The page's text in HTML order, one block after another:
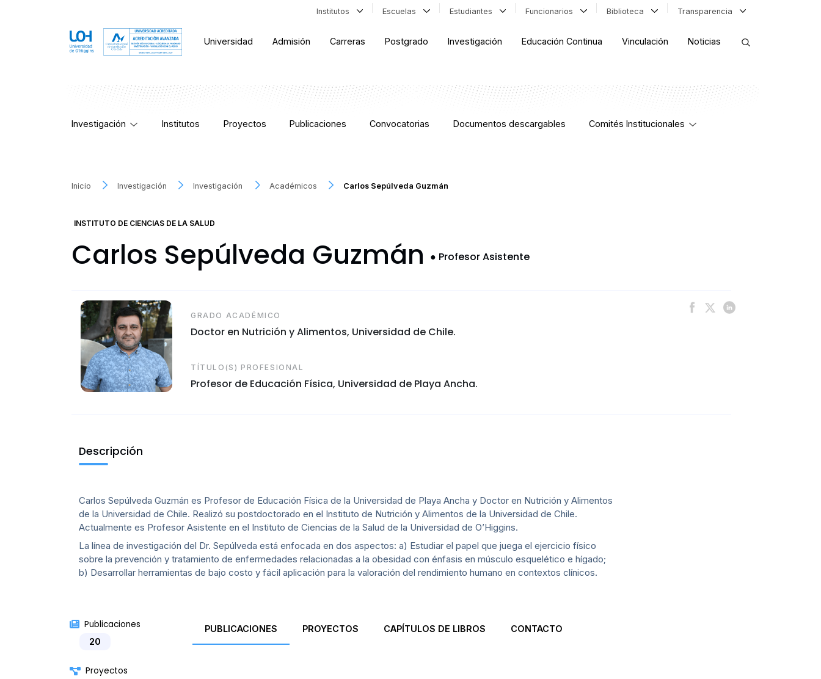
Institutos Escuelas Estudiantes Funcionarios Biblioteca Transparencia
Universidad Admisión Carreras Postgrado Investigación Educación Continua Vinculación Noticias
Investigación Institutos Proyectos Publicaciones Convocatorias Documentos descargables Comités Institucionales
Inicio Investigación Investigación Académicos Carlos Sepúlveda Guzmán
INSTITUTO DE CIENCIAS DE LA SALUD
Carlos Sepúlveda Guzmán ● Profesor Asistente
GRADO ACADÉMICO
Doctor en Nutrición y Alimentos, Universidad de Chile.
TÍTULO(S) PROFESIONAL
Profesor de Educación Física, Universidad de Playa Ancha.
Descripción
Carlos Sepúlveda Guzmán es Profesor de Educación Física de la Universidad de Playa Ancha y Doctor en Nutrición y Alimentos
de la Universidad de Chile. Realizó su postdoctorado en el Instituto de Nutrición y Alimentos de la Universidad de Chile.
Actualmente es Profesor Asistente en el Instituto de Ciencias de la Salud de la Universidad de O’Higgins.
La línea de investigación del Dr. Sepúlveda está enfocada en dos aspectos: a) Estudiar el papel que juega el ejercicio físico
sobre la prevención y tratamiento de enfermedades relacionadas a la obesidad con énfasis en músculo esquelético e hígado;
b) Desarrollar herramientas de bajo costo y fácil aplicación para la valoración del rendimiento humano en contextos clínicos.
Publicaciones
20
Proyectos
PUBLICACIONES PROYECTOS CAPÍTULOS DE LIBROS CONTACTO